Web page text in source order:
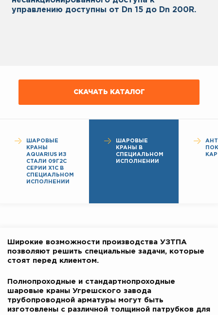
управлению доступны от Dn 15 до Dn 200R.
СКАЧАТЬ КАТАЛОГ
ШАРОВЫЕ
КРАНЫ
AQUARIUS ИЗ
СТАЛИ 09Г2С
СЕРИИ Х1С В
СПЕЦИАЛЬНОМ
ИСПОЛНЕНИИ
ШАРОВЫЕ
КРАНЫ В
СПЕЦИАЛЬНОМ
ИСПОЛНЕНИИ
Широкие возможности производства УЗТПА
позволяют решить специальные задачи, которые
стоят перед клиентом.
Полнопроходные и стандартнопроходные
шаровые краны Угрешского завода
трубопроводной арматуры могут быть
изготовлены с различной толщиной патрубков для